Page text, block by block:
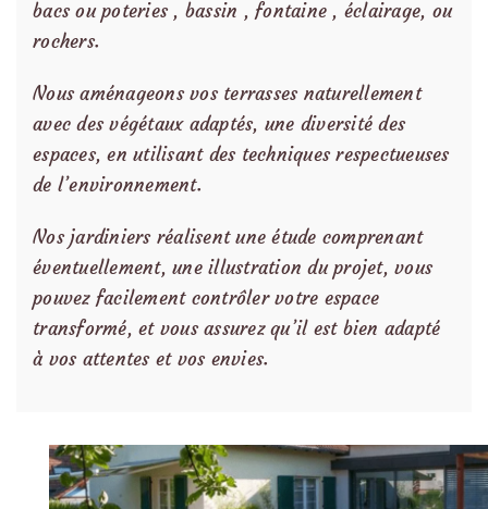
bacs ou poteries , bassin , fontaine , éclairage, ou
rochers.
Nous aménageons vos terrasses naturellement
avec des végétaux adaptés, une diversité des
espaces, en utilisant des techniques respectueuses
de l’environnement.
Nos jardiniers réalisent une étude comprenant
éventuellement, une illustration du projet, vous
pouvez facilement contrôler votre espace
transformé, et vous assurez qu’il est bien adapté
à vos attentes et vos envies.